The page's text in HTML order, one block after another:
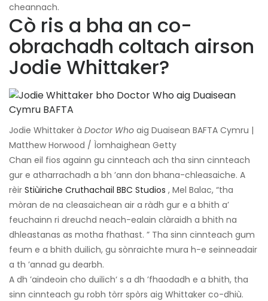
cheannach.
Cò ris a bha an co-
obrachadh coltach airson
Jodie Whittaker?
Jodie Whittaker à Doctor Who aig Duaisean BAFTA Cymru |
Matthew Horwood / Ìomhaighean Getty
Chan eil fios againn gu cinnteach ach tha sinn cinnteach
gur e atharrachadh a bh ’ann don bhana-chleasaiche. A
rèir Stiùiriche Cruthachail BBC Studios , Mel Balac, “tha
mòran de na cleasaichean air a ràdh gur e a bhith a’
feuchainn ri dreuchd neach-ealain clàraidh a bhith na
dhleastanas as motha fhathast. ” Tha sinn cinnteach gum
feum e a bhith duilich, gu sònraichte mura h-e seinneadair
a th ’annad gu dearbh.
A dh ’aindeoin cho duilich‘ s a dh ’fhaodadh e a bhith, tha
sinn cinnteach gu robh tòrr spòrs aig Whittaker co-dhiù.